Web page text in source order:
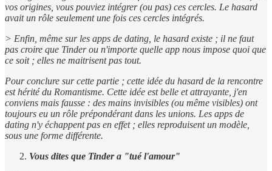
vos origines, vous pouviez intégrer (ou pas) ces cercles. Le hasard
avait un rôle seulement une fois ces cercles intégrés.
> Enfin, même sur les apps de dating, le hasard existe ; il ne faut
pas croire que Tinder ou n'importe quelle app nous impose quoi que
ce soit ; elles ne maitrisent pas tout.
Pour conclure sur cette partie ; cette idée du hasard de la rencontre
est hérité du Romantisme. Cette idée est belle et attrayante, j'en
conviens mais fausse : des mains invisibles (ou même visibles) ont
toujours eu un rôle prépondérant dans les unions. Les apps de
dating n'y échappent pas en effet ; elles reproduisent un modèle,
sous une forme différente.
Vous dites que Tinder a "tué l'amour"